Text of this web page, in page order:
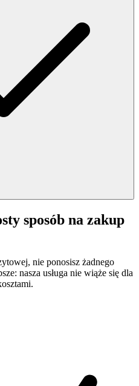
sposób na zakup
nie ponosisz żadnego
nasza usługa nie wiąże się dla